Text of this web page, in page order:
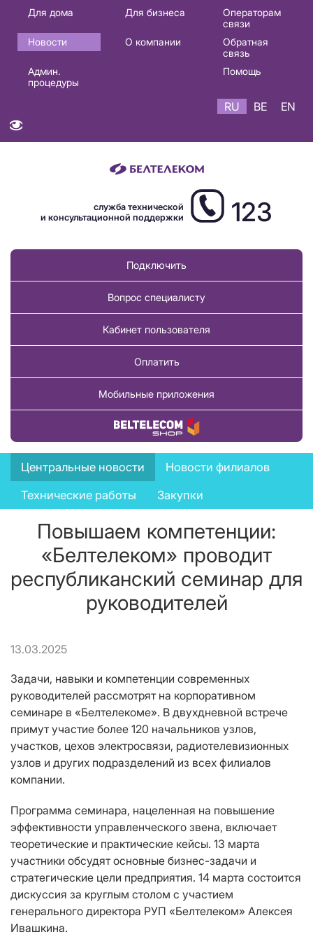
Основная
навигация
RU
Для дома Для бизнеса
Операторам
связи
Новости
О компании
Обратная
связь
Админ.
процедуры
Помощь
RU BE EN
служба технической
и консультационной поддержки
123
Подключить
Вопрос специалисту
Кабинет пользователя
Оплатить
Мобильные приложения
Купить товар
News
menu
Центральные новости
Новости филиалов
Технические работы
Закупки
Повышаем компетенции:
«Белтелеком» проводит
республиканский семинар для
руководителей
13.03.2025
Задачи, навыки и компетенции современных
руководителей рассмотрят на корпоративном
семинаре в «Белтелекоме». В двухдневной встрече
примут участие более 120 начальников узлов,
участков, цехов электросвязи, радиотелевизионных
узлов и других подразделений из всех филиалов
компании.
Программа семинара, нацеленная на повышение
эффективности управленческого звена, включает
теоретические и практические кейсы. 13 марта
участники обсудят основные бизнес-задачи и
стратегические цели предприятия. 14 марта состоится
дискуссия за круглым столом с участием
генерального директора РУП «Белтелеком» Алексея
Ивашкина.